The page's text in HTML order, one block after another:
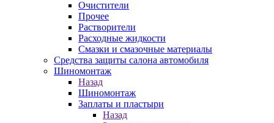
Очистители
Прочее
Растворители
Расходные жидкости
Смазки и смазочные материалы
Средства защиты салона автомобиля
Шиномонтаж
Назад
Шиномонтаж
Заплаты и пластыри
Назад